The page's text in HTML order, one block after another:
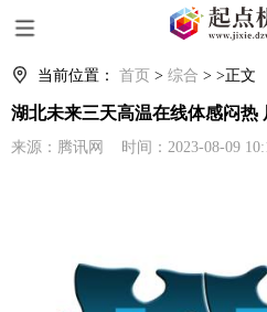
当前位置： 首页 > 综合 > >正文
湖北未来三天高温在线体感闷热
来源：腾讯网 时间：2023-08-09